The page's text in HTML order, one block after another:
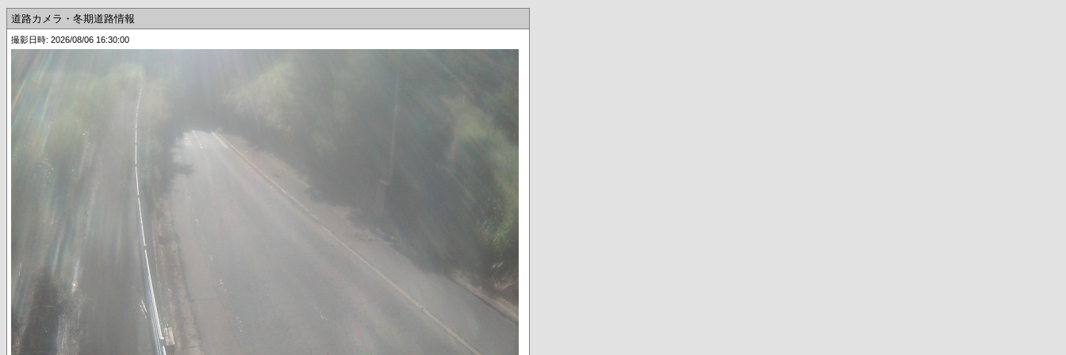
道路カメラ・冬期道路情報
撮影日時: 2026/08/06 16:30:00